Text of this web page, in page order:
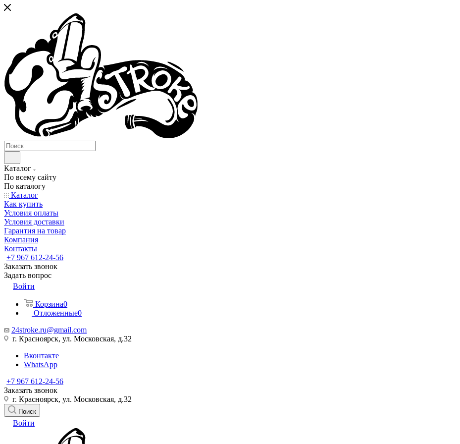
Каталог
По всему сайту
По каталогу
Каталог
Как купить
Условия оплаты
Условия доставки
Гарантия на товар
Компания
Контакты
+7 967 612-24-56
Заказать звонок
Задать вопрос
Войти
Корзина0
Отложенные0
24stroke.ru@gmail.com
г. Красноярск, ул. Московская, д.32
Вконтакте
WhatsApp
+7 967 612-24-56
Заказать звонок
г. Красноярск, ул. Московская, д.32
Поиск
Войти